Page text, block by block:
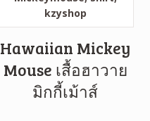
Hawaiian Mickey
Mouse เสื้อฮาวาย
มิกกี้เม้าส์